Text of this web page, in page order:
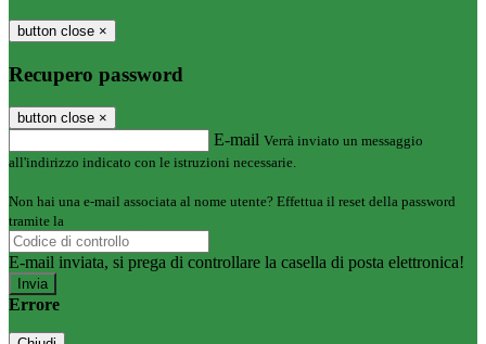
button close ×
Recupero password
button close ×
E-mail Verrà inviato un messaggio
all'indirizzo indicato con le istruzioni necessarie.
Non hai una e-mail associata al nome utente? Effettua il reset della password
tramite la
E-mail inviata, si prega di controllare la casella di posta elettronica!
Errore